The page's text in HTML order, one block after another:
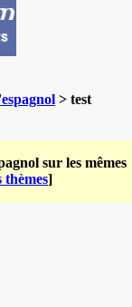
> test
sur les mêmes
thèmes]